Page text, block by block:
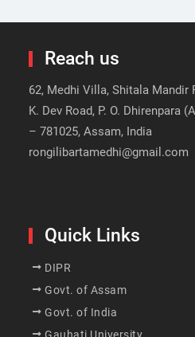
Reach us
62, Medhi Villa, Shitala Mandir
K. Dev Road, P. O. Dhirenpara
– 781025, Assam, India
rongilibartamedhi@gmail.com
Quick Links
DIPR
Govt. of Assam
Govt. of India